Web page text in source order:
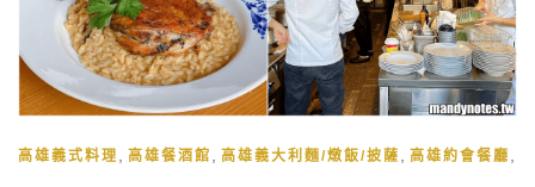
高雄義式料理 高雄餐酒館 高雄義大利麵/燉飯/披薩 高雄約會餐廳